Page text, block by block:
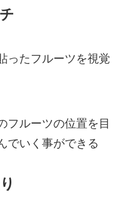
ったフルーツを視覚
フルーツの位置を目
でいく事ができる